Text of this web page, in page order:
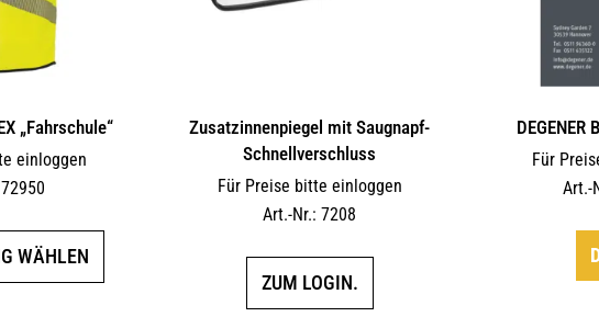
„Fahrschule“
einloggen
WÄHLEN
Zusatzinnenpiegel mit Saugnapf-
Schnellverschluss
Für Preise bitte einloggen
Art.-Nr.: 7208
ZUM LOGIN.
Für
Art.-